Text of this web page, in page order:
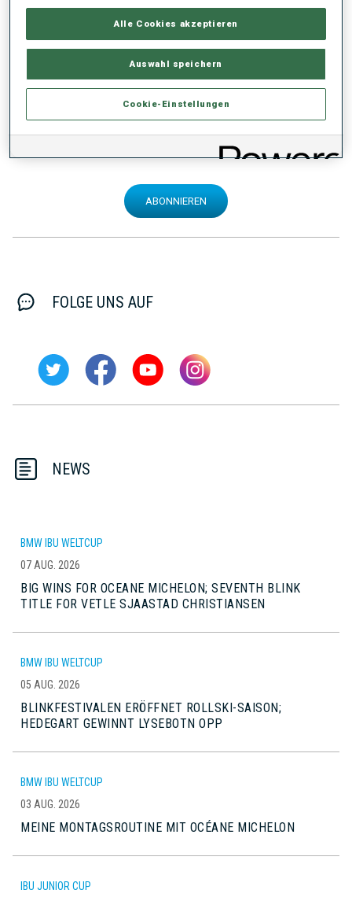
ABONNIERE UNSEREN NEWSLETTER
ABONNIEREN
FOLGE UNS AUF
NEWS
BMW IBU WELTCUP
07 AUG. 2026
BIG WINS FOR OCEANE MICHELON; SEVENTH BLINK
TITLE FOR VETLE SJAASTAD CHRISTIANSEN
BMW IBU WELTCUP
05 AUG. 2026
BLINKFESTIVALEN ERÖFFNET ROLLSKI-SAISON;
HEDEGART GEWINNT LYSEBOTN OPP
BMW IBU WELTCUP
03 AUG. 2026
MEINE MONTAGSROUTINE MIT OCÉANE MICHELON
IBU JUNIOR CUP
Alle Cookies akzeptieren
Auswahl speichern
Cookie-Einstellungen